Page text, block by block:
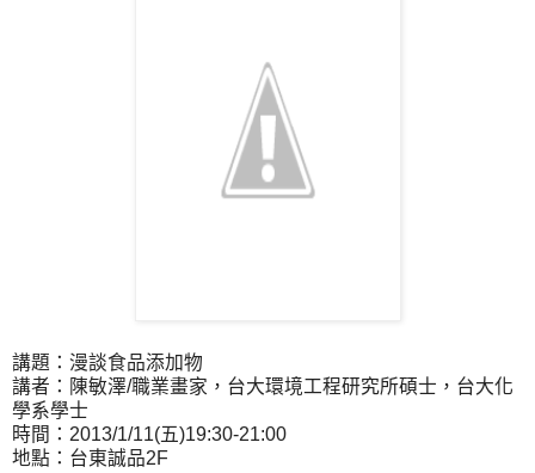
講題：漫談食品添加物
講者：陳敏澤/職業畫家，台大環境工程研究所碩士，台大化
學系學士
時間：2013/1/11(五)19:30-21:00
地點：台東誠品2F